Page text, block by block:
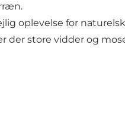
oplevelse for
der store vidder og